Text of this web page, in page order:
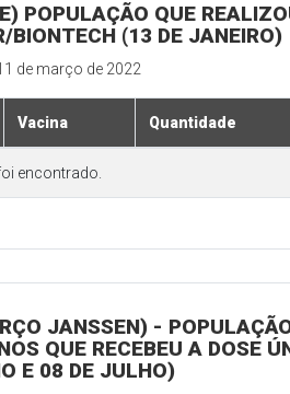
POPULAÇÃO QUE
BIONTECH (13 DE JANEIRO)
de março de 2022
Vacina Quantidade
encontrado.
JANSSEN) -
QUE RECEBEU A DOSE
E 08 DE JULHO)